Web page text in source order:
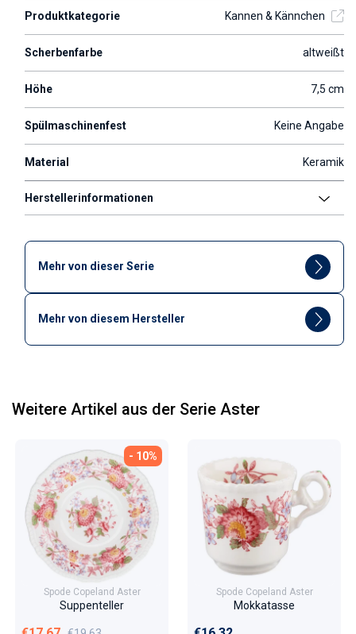
Produktkategorie Kannen & Kännchen
Scherbenfarbe altweißt
Höhe 7,5 cm
Spülmaschinenfest Keine Angabe
Material Keramik
Herstellerinformationen
Mehr von dieser Serie
Mehr von diesem Hersteller
Weitere Artikel aus der Serie Aster
- 10%
Spode Copeland Aster
Suppenteller
Spode Copeland Aster
Mokkatasse